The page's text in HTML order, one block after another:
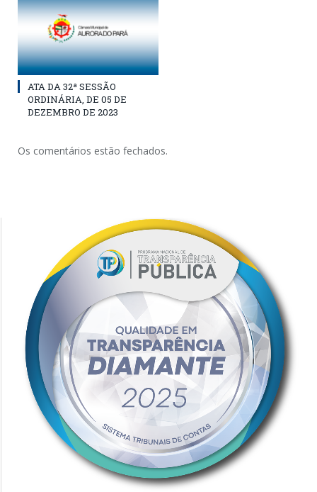
ATA DA 32ª SESSÃO
ORDINÁRIA, DE 05 DE
DEZEMBRO DE 2023
Os comentários estão fechados.